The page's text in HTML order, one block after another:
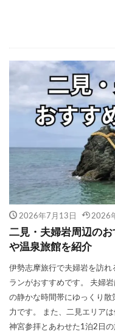
2026年7月13日 2026
二見・夫婦岩周辺の
や温泉旅館を紹介
伊勢志摩旅行で夫婦岩を訪
ランがおすすめです。 夫婦
の静かな時間帯にゆっくり
力です。 また、二見エリア
神宮参拝とあわせた1泊2日